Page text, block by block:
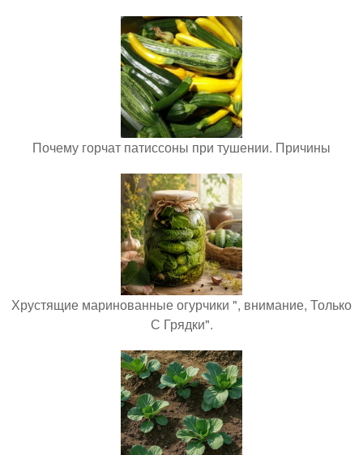
Почему горчат патиссоны при тушении. Причины
Хрустящие маринованные огурчики ", внимание, Только
С Грядки".